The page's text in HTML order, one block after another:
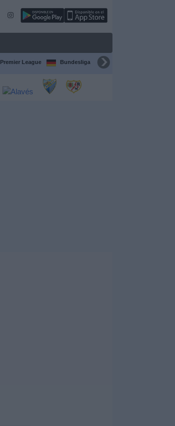
Premier League Bundesliga Supercopa de España